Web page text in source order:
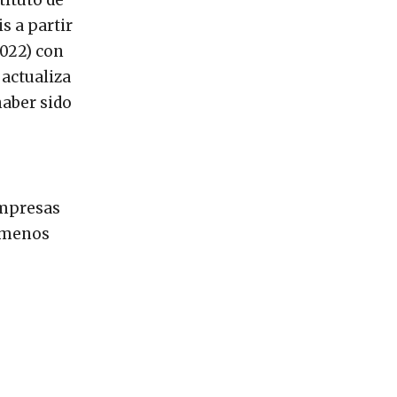
a partir
con
actualiza
sido